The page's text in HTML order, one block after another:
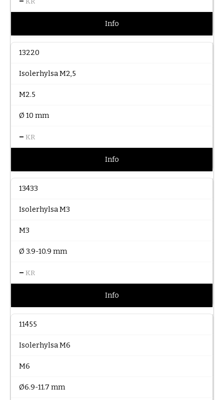
Info
13220
Isolerhylsa M2,5
M2.5
Ø 10 mm
– KR
Info
13433
Isolerhylsa M3
M3
Ø 3.9-10.9 mm
– KR
Info
11455
Isolerhylsa M6
M6
Ø6.9-11.7 mm